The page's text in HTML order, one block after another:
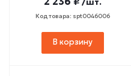
Код товара: spt0046006
В корзину